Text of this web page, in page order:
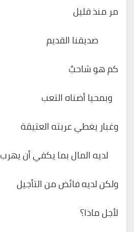
مر منذ قليل
صديقنا القديم
كم هو شاحبٌ
وبمحيا أضناه التعب
وغبار يغطي عربته العتيقة
لديه المال بما يكفي أن يهرب
ولكن لديه فائض من التأجيل
لأجل ماذا؟